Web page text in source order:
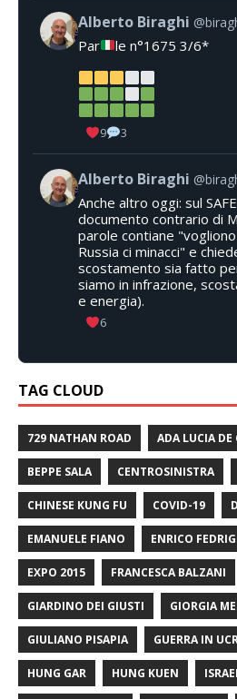
Alberto Biraghi
Par le n°1675 3/6*
9 3
Alberto Biraghi
Anche altro oggi: sul
documento contrario di
parole contiane
Russia ci minacci" e
scostamento sia fatto
siamo in infrazione,
e energia).
6
TAG CLOUD
729 NATHAN ROAD ADA LUCIA DE
BEPPE SALA CENTROSINISTRA
CHINESE KUNG FU COVID-19
EMANUELE FIANO ENRICO
EXPO 2015 FRANCESCA BALZANI
GIARDINO DEI GIUSTI GIORGIA
GIULIANO PISAPIA GUERRA IN
HUNG GAR HUNG KUEN